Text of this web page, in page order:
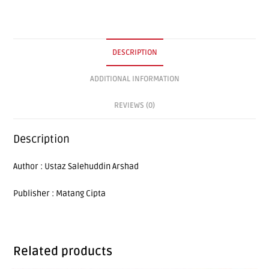
DESCRIPTION
ADDITIONAL INFORMATION
REVIEWS (0)
Description
Author : Ustaz Salehuddin Arshad
Publisher : Matang Cipta
Related products